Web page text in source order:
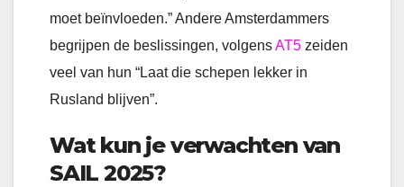
moet beïnvloeden.” Andere Amsterdammers
begrijpen de beslissingen, volgensAT5 zeiden
veel van hun “Laat die schepen lekker in
Rusland blijven”.
Wat kun je verwachten van
SAIL 2025?